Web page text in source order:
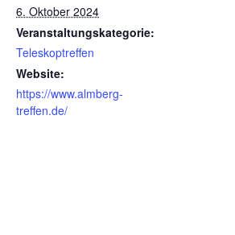
6. Oktober 2024
Veranstaltungskategorie:
Teleskoptreffen
Website:
https://www.almberg-
treffen.de/